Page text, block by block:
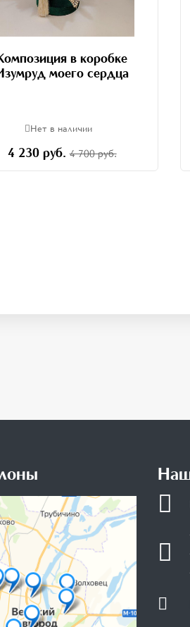
в коробке
моего сердца
Нет в наличии
4 230 руб. 4 700 руб.